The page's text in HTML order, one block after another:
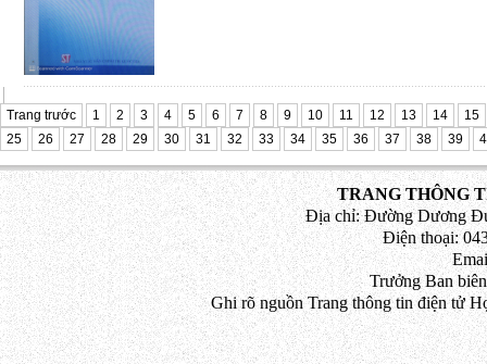
Trang trước 1 2 3 4 5 6 7 8 9 10 11 12 13 14
15
25
26 27 28 29 30 31 32 33 34 35 36 37 38 39
TRANG THÔNG
Địa chỉ: Đường Dương
Điện thoại:
Trưởng Ban
Ghi rõ nguồn Trang thông tin điện tử